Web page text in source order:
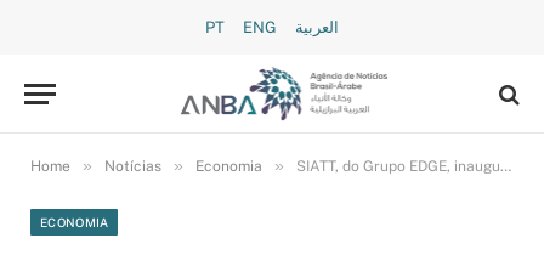
PT ENG العربية
Home » Notícias » Economia » SIATT, do Grupo EDGE, inaugura nova sede no Brasil
ECONOMIA